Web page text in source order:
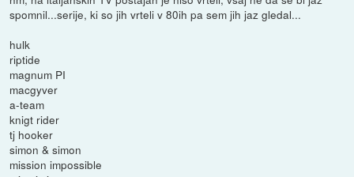
spomnil...serije, ki so jih vrteli v 80ih pa sem jih jaz gledal...
hulk
riptide
magnum PI
macgyver
a-team
knigt rider
tj hooker
simon & simon
mission impossible